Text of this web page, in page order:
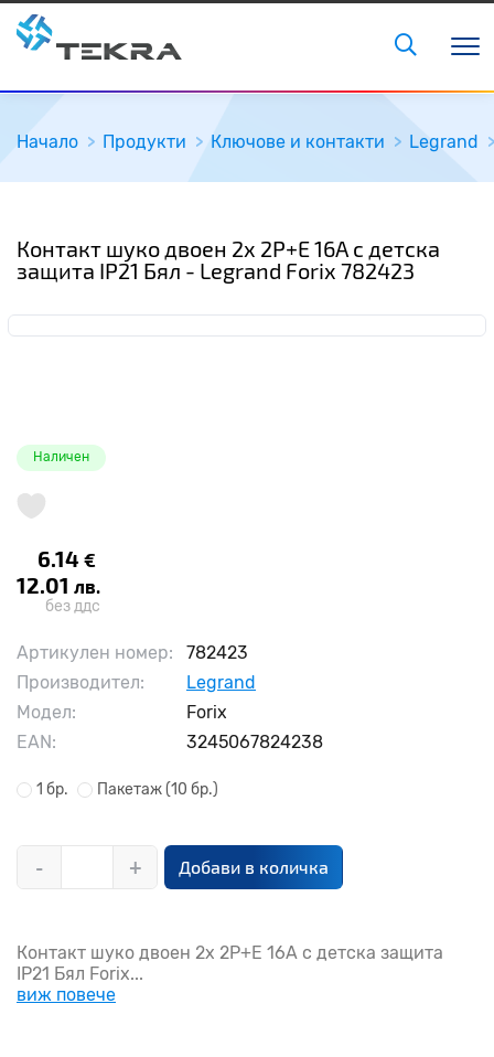
Начало Продукти Ключове и контакти Legrand
Контакт шуко двоен 2x 2P+E 16A с детска
защита IP21 Бял - Legrand Forix 782423
Наличен
6.14 €
12.01 лв.
без ддс
Артикулен номер:
782423
Производител:
Legrand
Модел:
Forix
EAN:
3245067824238
1 бр. Пакетаж(10 бр.)
- + Добави в количка
Контакт шуко двоен 2x 2P+E 16A с детска защита
IP21 Бял Forix...
виж повече